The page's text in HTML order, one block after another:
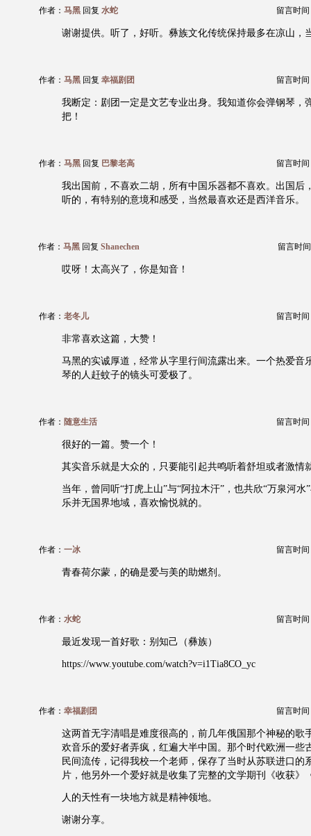
作者： 马黑 回复 水蛇 留言时间
谢谢提供。听了，好听。彝族文化传统保持最多在凉山，
作者： 马黑 回复 幸福剧团 留言时间
我断定：剧团一定是文艺专业出身。我知道你会弹钢琴，
把！
作者： 马黑 回复 巴黎老高 留言时间
我出国前，不喜欢二胡，所有中国乐器都不喜欢。出国后
听的，有特别的意境和感受，当然最喜欢还是西洋音乐。
作者： 马黑 回复 Shanechen 留言时
哎呀！太高兴了，你是知音！
作者： 老冬儿 留言时间
非常喜欢这篇，大赞！
马黑的实诚厚道，经常从字里行间流露出来。一个热爱音
琴的人赶蚊子的镜头可爱极了。
作者： 随意生活 留言时间
很好的一篇。赞一个！
其实音乐就是大众的，只要能引起共鸣听着舒坦或者激情
当年，曾同听“打虎上山”与“阿拉木汗”，也共欣“万泉河水
乐并无国界地域，喜欢愉悦就的。
作者： 一冰 留言时间
青春荷尔蒙，的确是爱与美的助燃剂。
作者： 水蛇 留言时间
最近发现一首好歌：别知己（彝族）
https://www.youtube.com/watch?v=i1Tia8CO_yc
作者： 幸福剧团 留言时间
这两首无字清唱是难度很高的，前几年俄国那个神秘的歌
欢音乐的爱好者弄疯，红遍大半中国。那个时代欧洲一些
民间流传，记得我校一个老师，保存了当时从苏联进口的
片，他另外一个爱好就是收集了完整的文学期刊《收获》
人的天性有一块地方就是精神领地。
谢谢分享。